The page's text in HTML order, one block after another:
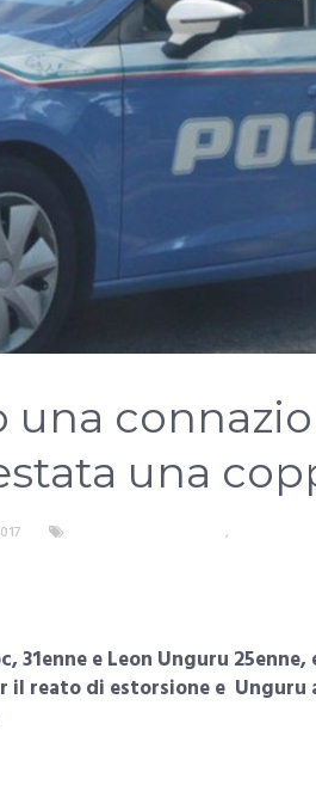
una
una
,
31enne e Leon Unguru
il reato di estorsione e